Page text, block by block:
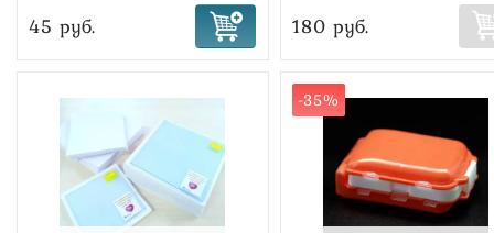
45 руб. 180 руб.
-35%